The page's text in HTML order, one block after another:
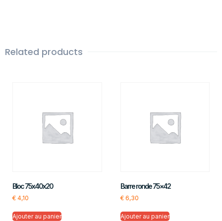
Related products
Bloc 75x40x20
€ 4,10
Ajouter au panier
Barre ronde 75×42
€6,30
Ajouter au panier